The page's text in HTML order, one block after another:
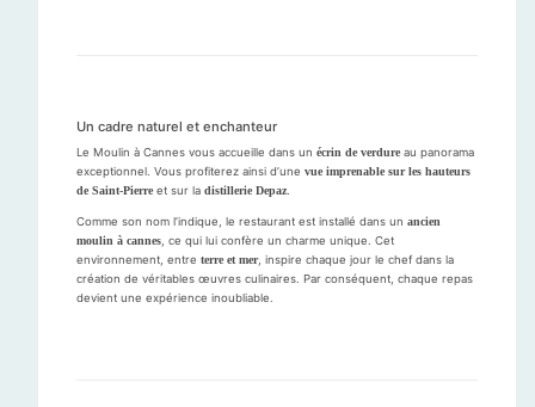
Un cadre naturel et enchanteur
Le Moulin à Cannes vous accueille dans un écrin de verdure au panorama
exceptionnel. Vous profiterez ainsi d’une vue imprenable sur les hauteurs
de Saint-Pierre et sur la distillerie Depaz.
Comme son nom l’indique, le restaurant est installé dans un ancien
moulin à cannes , ce qui lui confère un charme unique. Cet
environnement, entre terre et mer, inspire chaque jour le chef dans la
création de véritables œuvres culinaires. Par conséquent, chaque repas
devient une expérience inoubliable.